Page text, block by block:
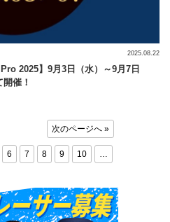
2025】9月3日（水）～9月7日
催！
2025.08.22
6 7 8 9 10
次のページへ »